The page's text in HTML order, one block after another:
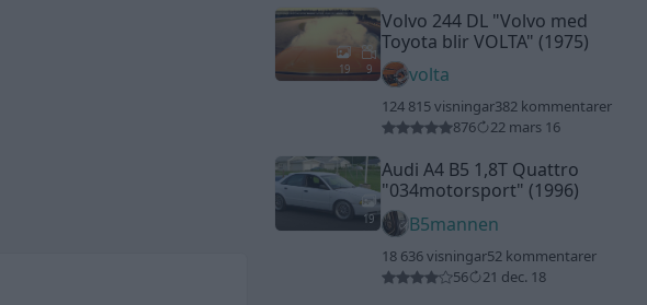
19 9
Volvo 244 DL "Volvo med
Toyota blir VOLTA" (1975)
volta
124 815 visningar382 kommentarer
876
22 mars 16
19
Audi A4 B5 1,8T Quattro
"034motorsport" (1996)
B5mannen
18 636 visningar52 kommentarer
56
21 dec. 18